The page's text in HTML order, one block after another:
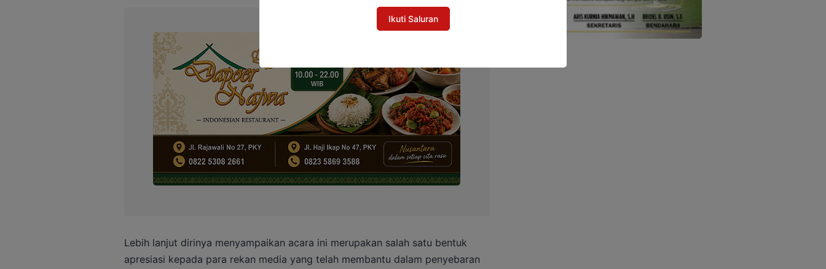
Lebih lanjut dirinya menyampaikan acara ini merupakan salah satu bentuk
apresiasi kepada para rekan media yang telah membantu dalam penyebaran
Ikuti Saluran